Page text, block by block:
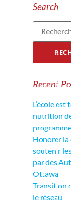
Search
Recent
L’école est
nutrition
Honorer la
soutenir
par des
Ottawa
Transition
le réseau